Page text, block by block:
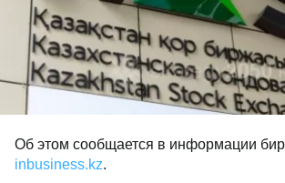
Об этом сообщается в информации
inbusiness.kz.